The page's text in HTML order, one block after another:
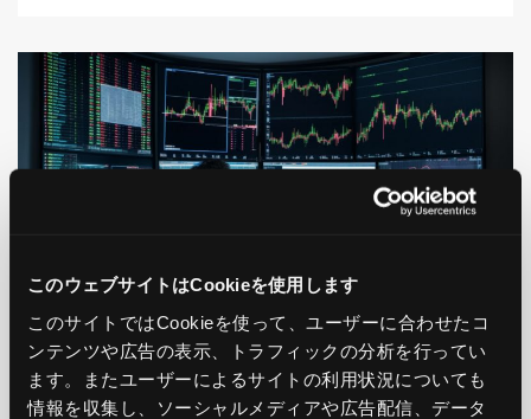
このウェブサイトはCookieを使用します
このサイトではCookieを使って、ユーザーに合わせたコ
ンテンツや広告の表示、トラフィックの分析を行ってい
ます。またユーザーによるサイトの利用状況についても
情報を収集し、ソーシャルメディアや広告配信、データ
AWS Management
Datadogを用いてAWSリソースを監視する